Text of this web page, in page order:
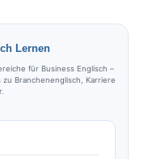
Lernen
für Business Englisch –
Branchenenglisch, Karriere